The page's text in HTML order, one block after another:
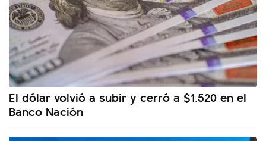
El dólar volvió a subir y cerró a $1.520 en el
Banco Nación